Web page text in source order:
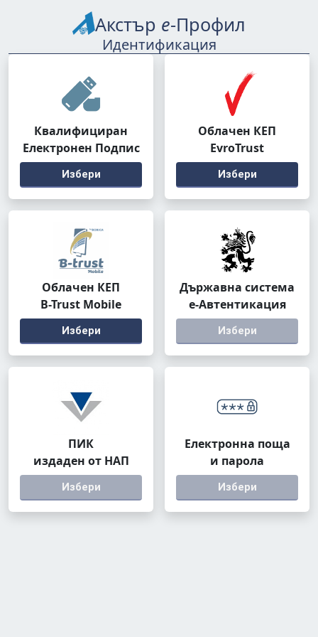
Акстър е-Профил
Идентификация
Квалифициран
Електронен Подпис
Избери
Облачен КЕП
EvroTrust
Избери
Облачен КЕП
B-Trust Mobile
Избери
Държавна система
е-Автентикация
Избери
ПИК
издаден от НАП
Избери
Електронна поща
и парола
Избери